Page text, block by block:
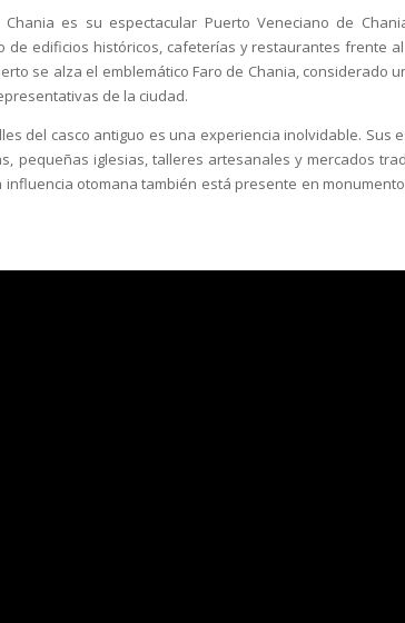
es su espectacular Puerto Veneciano de
de edificios históricos, cafeterías y restaurantes frente
se alza el emblemático Faro de Chania, considerado
de la ciudad.
del casco antiguo es una experiencia inolvidable. Sus
pequeñas iglesias, talleres artesanales y mercados
influencia otomana también está presente en